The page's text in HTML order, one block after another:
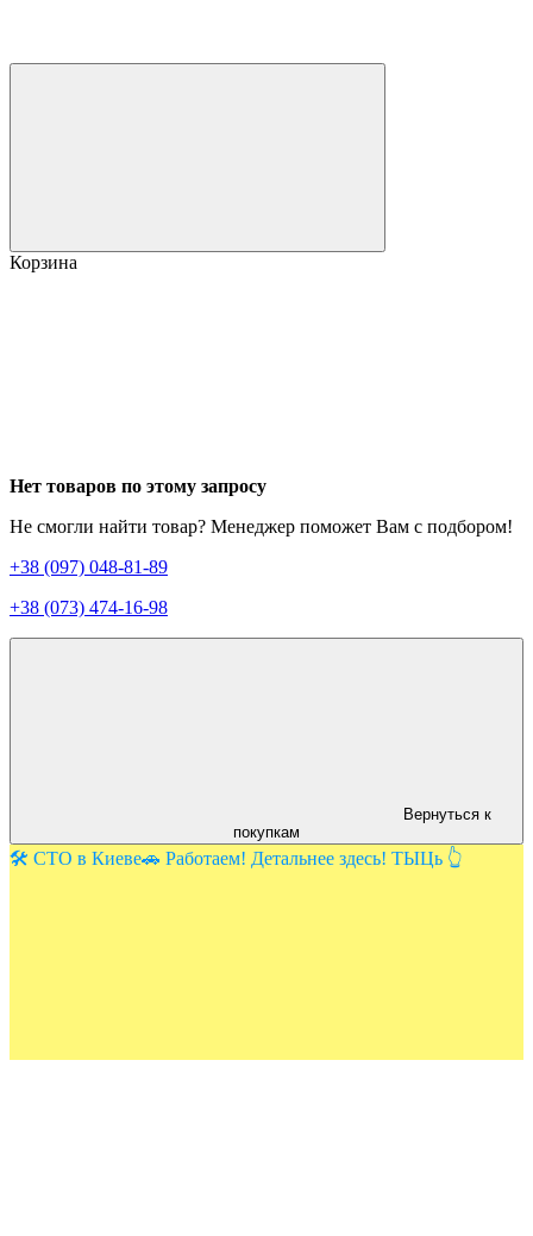
Корзина
Нет товаров по этому запросу
Не смогли найти товар? Менеджер поможет Вам с подбором!
+38 (097) 048-81-89
+38 (073) 474-16-98
Вернуться к
покупкам
🛠️ СТО в Киеве🚗 Работаем! Детальнее здесь! ТЫЦь 👆